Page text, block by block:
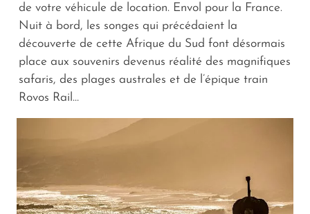
de votre véhicule de location. Envol pour la France.
Nuit à bord, les songes qui précédaient la
découverte de cette Afrique du Sud font désormais
place aux souvenirs devenus réalité des magnifiques
safaris, des plages australes et de l’épique train
Rovos Rail…